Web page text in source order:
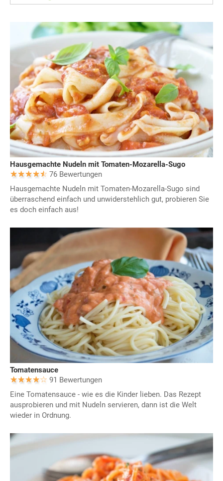
Hausgemachte Nudeln mit Tomaten-Mozarella-Sugo
76 Bewertungen
Hausgemachte Nudeln mit Tomaten-Mozarella-Sugo sind
überraschend einfach und unwiderstehlich gut, probieren Sie
es doch einfach aus!
Tomatensauce
91 Bewertungen
Eine Tomatensauce - wie es die Kinder lieben. Das Rezept
ausprobieren und mit Nudeln servieren, dann ist die Welt
wieder in Ordnung.